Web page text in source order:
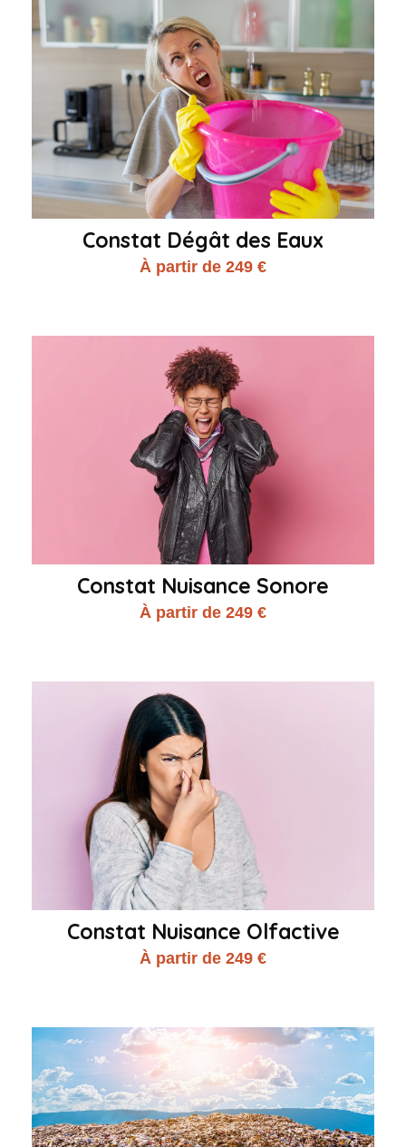
Constat Dégât des Eaux
À partir de 249 €
Constat Nuisance Sonore
À partir de 249 €
Constat Nuisance Olfactive
À partir de 249 €